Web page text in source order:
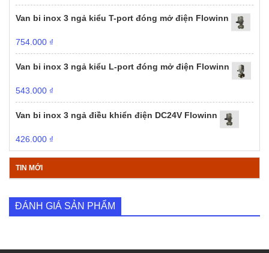
Van bi inox 3 ngả kiểu T-port đóng mở điện Flowinn
754.000 ₫
Van bi inox 3 ngả kiểu L-port đóng mở điện Flowinn
543.000 ₫
Van bi inox 3 ngả điều khiển điện DC24V Flowinn
426.000 ₫
TIN MỚI
ĐÁNH GIÁ SẢN PHẨM